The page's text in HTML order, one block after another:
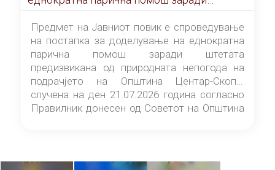
штетата предизвикана од природната
непогода на подрачјето на Општина
Центар-Скопје случена на ден 21.07.2026
година
Предмет на Јавниот повик е спроведување
на постапка за доделување на еднократна
парична помош заради штетата
предизвикана од природната непогода на
подрачјето на Општина Центар-Скопје
случена на ден 21.07.2026 година согласно
Правилник донесен од Советот на Општина